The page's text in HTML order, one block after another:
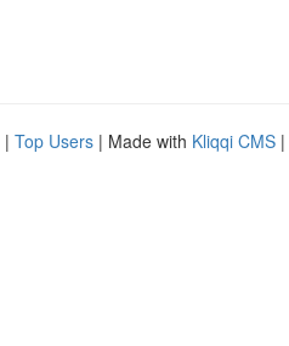
| Top Users | Made with Kliqqi CMS |